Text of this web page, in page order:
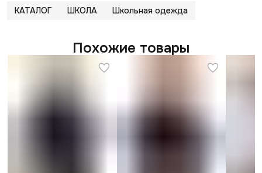
КАТАЛОГ ШКОЛА Школьная одежда
Похожие товары